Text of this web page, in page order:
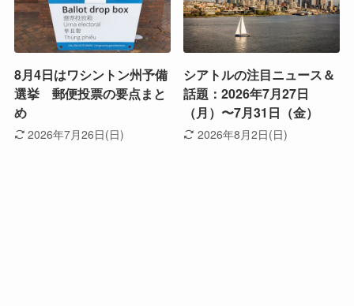
8月4日はワシントン州予備
選挙 郵便投票の要点まと
め
2026年7月26日(日)
シアトルの注目ニュース＆
話題：2026年7月27日
（月）〜7月31日（金）
2026年8月2日(日)